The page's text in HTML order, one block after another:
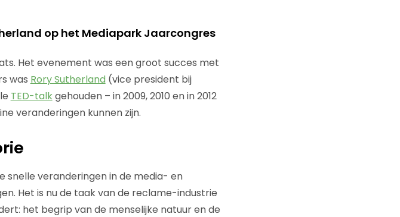
op het Mediapark Jaarcongres
Het evenement was een groot succes met
was Rory Sutherland (vice president bij
TED-talkgehouden – in 2009, 2010 en in 2012
veranderingen kunnen zijn.
snelle veranderingen in de media- en
Het is nu de taak van de reclame-industrie
het begrip van de menselijke natuur en de